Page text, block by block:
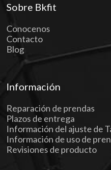
Sobre Bkfit
Conocenos
Contacto
Blog
Información
Reparación de prendas
Plazos de entrega
Información del ajuste de
Información de uso de
Revisiones de producto